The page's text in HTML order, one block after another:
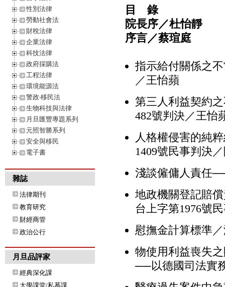
性別法律
勞動社會法
財稅法律
企業法律
科技法律
政府採購法
工程法律
環境能源法
警政‧移民法
生物科技與法律
月旦匯豐專題系列
元照智勝系列
安全與移民
電子書
雜誌
法律期刊
教育研究
財經商管
政治公行
月旦品評家
經典深化課
大學課堂/私慕課
目 錄
院長序／杜怡靜
序言／蔡瑄庭
指示給付關係之
／王怡蘋
第三人利益契約
482號判決／王怡
人格權侵害的純
1409號民事判決
淺談僱傭人責任
地政機關登記賠
台上字第1976號
慰撫金計算標準
物使用利益喪失
──以德國司法實